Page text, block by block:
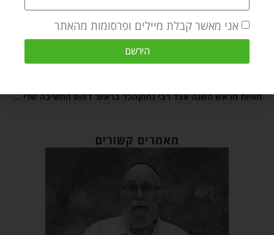
BRESLOV.ORG
חוויות מראש השנה אצל רבי נחמן
הכל בראש: דפוס החשיבה שלי בעשרת ימי תשובה
מאמרים קשורים
אני מאשר קבלת מיילים ופרסומות מהאתר
הירשם